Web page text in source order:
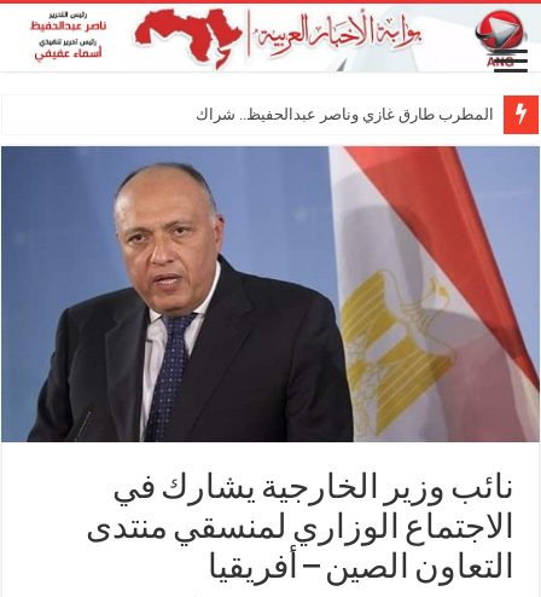
المطرب طارق غازي وناصر عبدالحفيظ.. شراكة فنية ترس
نائب وزير الخارجية يشارك في
الاجتماع الوزاري لمنسقي منتدى
التعاون الصين – أفريقيا